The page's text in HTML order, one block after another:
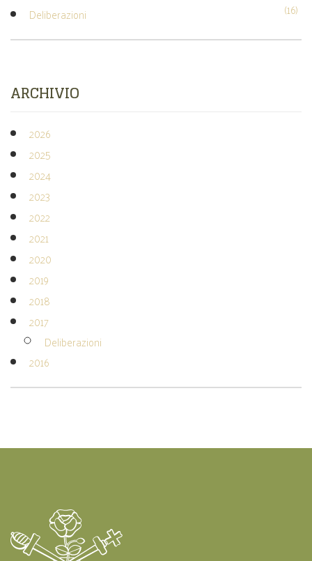
Deliberazioni (16)
ARCHIVIO
2026
2025
2024
2023
2022
2021
2020
2019
2018
2017
Deliberazioni
2016